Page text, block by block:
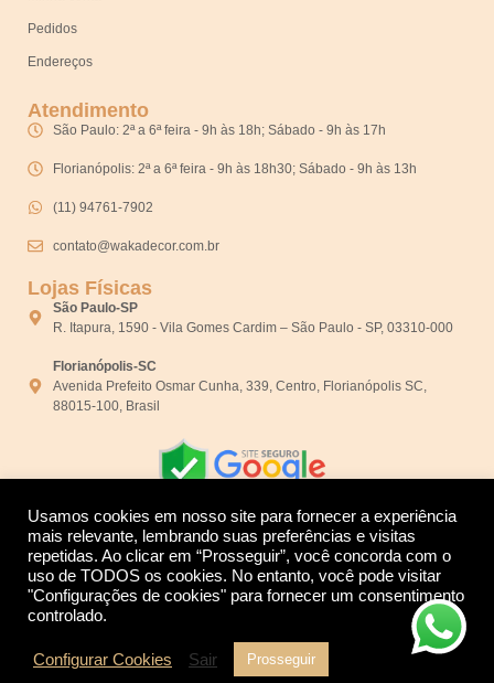
Pedidos
Endereços
Atendimento
São Paulo: 2ª a 6ª feira - 9h às 18h; Sábado - 9h às 17h
Florianópolis: 2ª a 6ª feira - 9h às 18h30; Sábado - 9h às 13h
(11) 94761-7902
contato@wakadecor.com.br
Lojas Físicas
São Paulo-SP
R. Itapura, 1590 - Vila Gomes Cardim – São Paulo - SP, 03310-000
Florianópolis-SC
Avenida Prefeito Osmar Cunha, 339, Centro, Florianópolis SC,
88015-100, Brasil
Desenvolvido por:
Usamos cookies em nosso site para fornecer a experiência
mais relevante, lembrando suas preferências e visitas
repetidas. Ao clicar em “Prosseguir”, você concorda com o
uso de TODOS os cookies. No entanto, você pode visitar
"Configurações de cookies" para fornecer um consentimento
controlado.
Configurar Cookies Sair Prosseguir